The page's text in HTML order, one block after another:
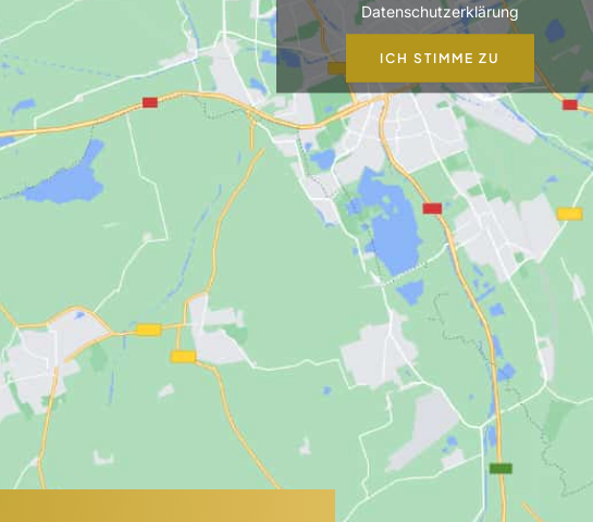
Datenschutzerklärung
ICH STIMME ZU